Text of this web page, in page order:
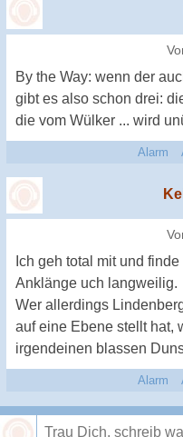
By the Way: wenn der
gibt es also schon drei:
die vom Wülker ... wird
Alarm
Ich geh total mit und
Anklänge uch langweilig.
Wer allerdings
auf eine Ebene stellt hat,
irgendeinen blassen
Alarm